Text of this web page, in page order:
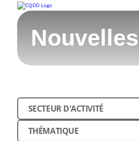
Nouvelles
SECTEUR D'ACTIVITÉ
THÉMATIQUE